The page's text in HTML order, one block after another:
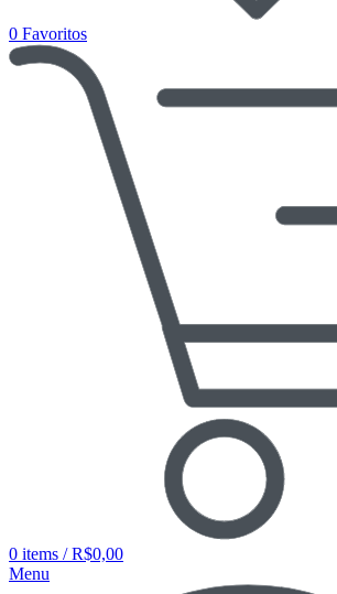
0 Favoritos
0 items / R$0,00
Menu